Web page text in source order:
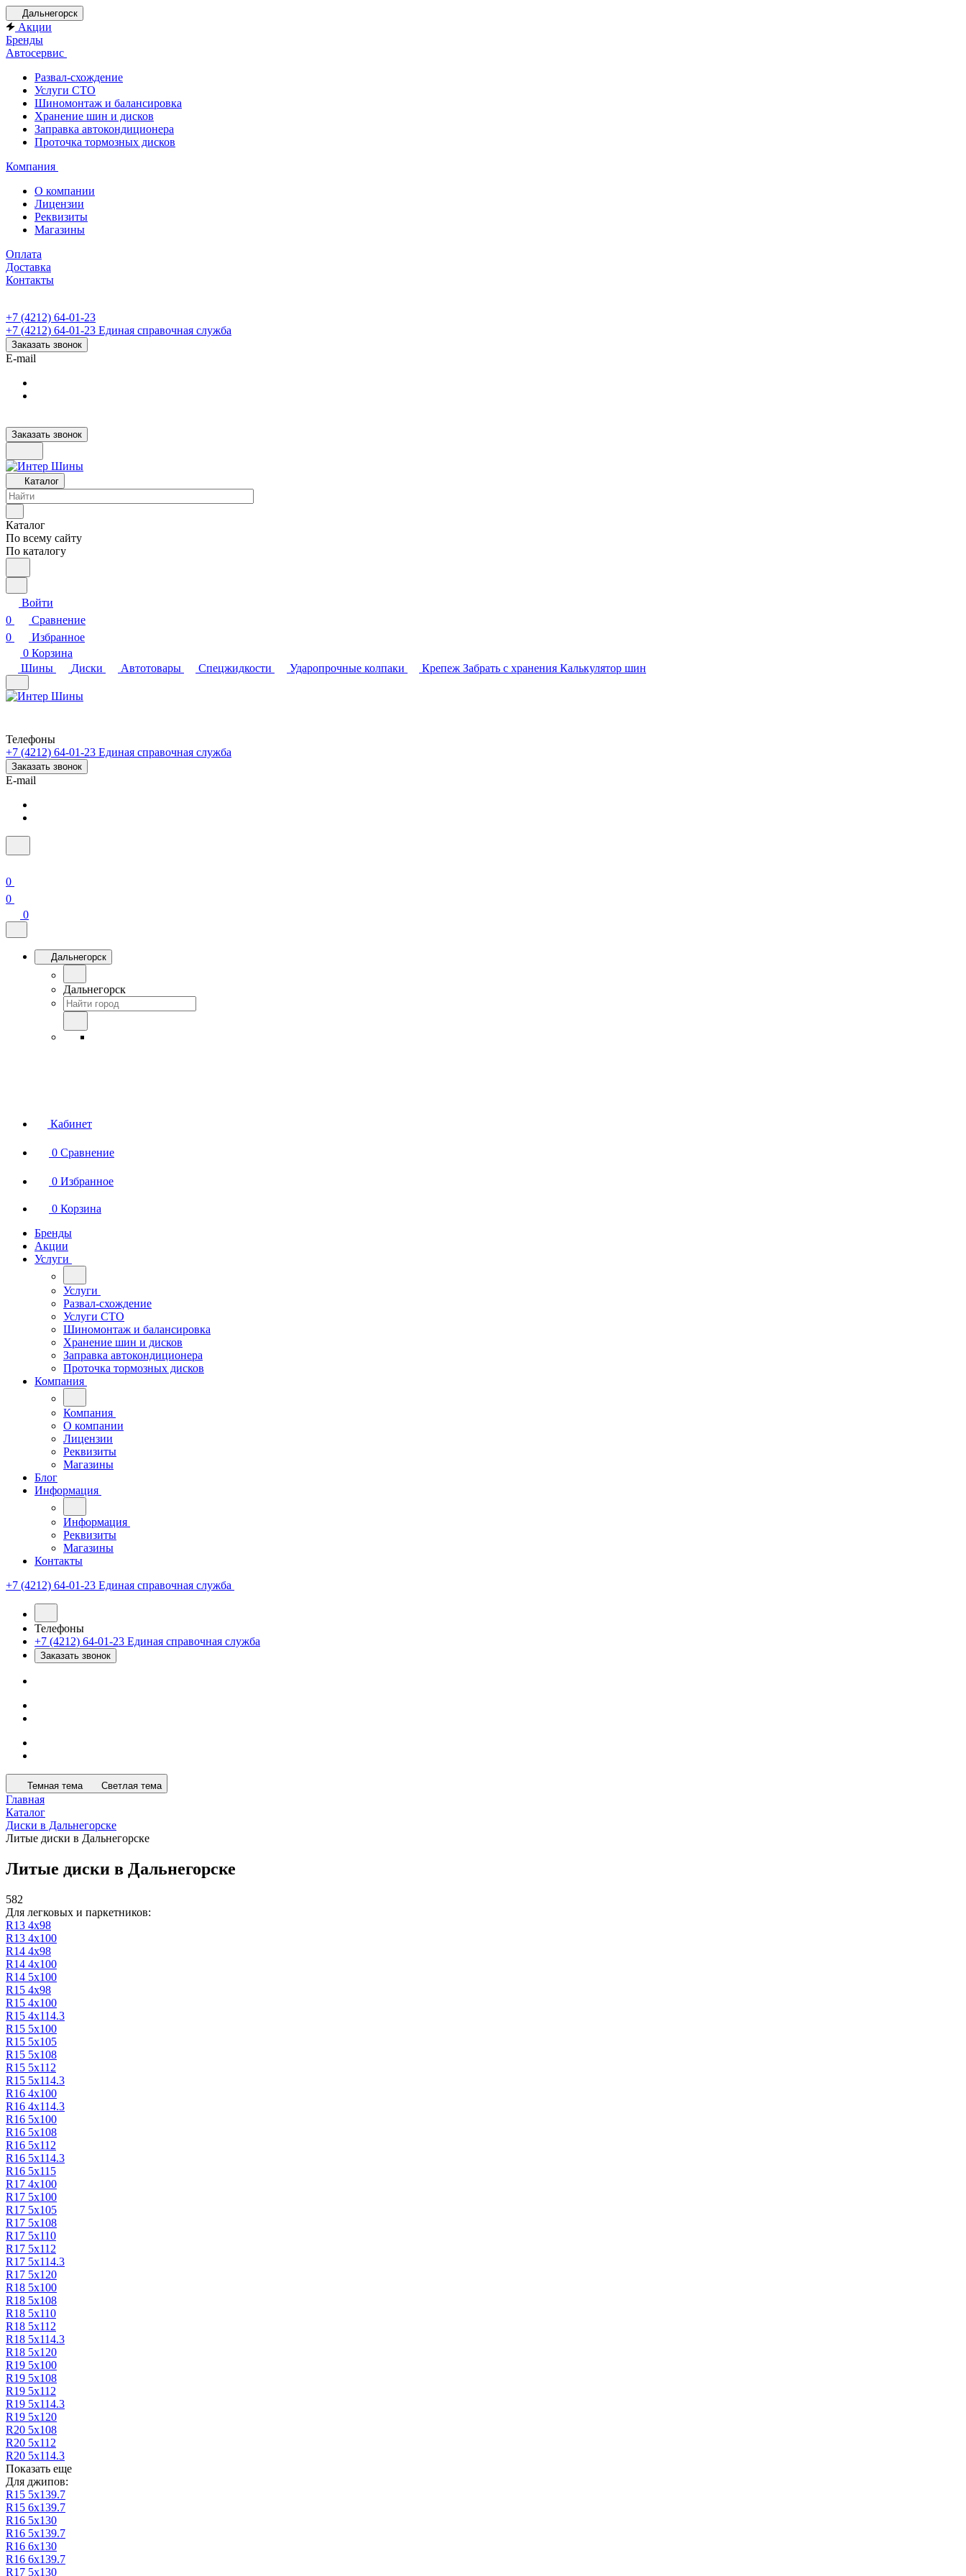
Дальнегорск
Акции
Бренды
Автосервис
Развал-схождение
Услуги СТО
Шиномонтаж и балансировка
Хранение шин и дисков
Заправка автокондиционера
Проточка тормозных дисков
Компания
О компании
Лицензии
Реквизиты
Магазины
Оплата
Доставка
Контакты
+7 (4212) 64-01-23
+7 (4212) 64-01-23 Единая справочная служба
Заказать звонок
E-mail
Заказать звонок
Каталог
Каталог
По всему сайту
По каталогу
Войти
0
Сравнение
0
Избранное
0 Корзина
Шины
Диски Автотовары Спецжидкости Ударопрочные колпаки Крепеж Забрать с хранения Калькулятор шин
Телефоны
+7 (4212) 64-01-23 Единая справочная служба
Заказать звонок
E-mail
0
0
0
Дальнегорск
Дальнегорск
Кабинет
0 Сравнение
0 Избранное
0 Корзина
Бренды
Акции
Услуги
Услуги
Развал-схождение
Услуги СТО
Шиномонтаж и балансировка
Хранение шин и дисков
Заправка автокондиционера
Проточка тормозных дисков
Компания
Компания
О компании
Лицензии
Реквизиты
Магазины
Блог
Информация
Информация
Реквизиты
Магазины
Контакты
+7 (4212) 64-01-23 Единая справочная служба
Телефоны
+7 (4212) 64-01-23 Единая справочная служба
Заказать звонок
Темная тема Светлая тема
Главная
Каталог
Диски в Дальнегорске
Литые диски в Дальнегорске
Литые диски в Дальнегорске
582
Для легковых и паркетников:
R13 4х98
R13 4х100
R14 4х98
R14 4х100
R14 5х100
R15 4х98
R15 4х100
R15 4х114.3
R15 5х100
R15 5x105
R15 5х108
R15 5х112
R15 5х114.3
R16 4х100
R16 4х114.3
R16 5х100
R16 5х108
R16 5х112
R16 5х114.3
R16 5х115
R17 4х100
R17 5х100
R17 5x105
R17 5х108
R17 5х110
R17 5х112
R17 5х114.3
R17 5х120
R18 5х100
R18 5х108
R18 5х110
R18 5х112
R18 5х114.3
R18 5х120
R19 5х100
R19 5х108
R19 5х112
R19 5х114.3
R19 5х120
R20 5х108
R20 5х112
R20 5х114.3
Показать еще
Для джипов:
R15 5х139.7
R15 6х139.7
R16 5х130
R16 5х139.7
R16 6х130
R16 6х139.7
R17 5х130